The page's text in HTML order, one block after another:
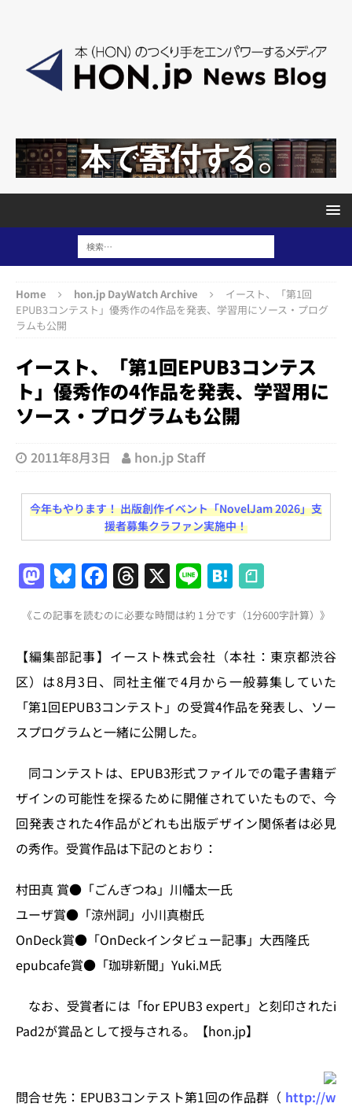
Home hon.jp DayWatch Archive
イースト、「第1回
EPUB3コンテスト」優秀作の4作品を発表、学習用にソース・プログ
ラムも公開
イースト、「第1回EPUB3コンテス
ト」優秀作の4作品を発表、学習用に
ソース・プログラムも公開
2011年8月3日 hon.jp Staff
今年もやります！ 出版創作イベント「NovelJam 2026」支
援者募集クラファン実施中！
M
a
st
o
d
o
n
Bl
u
e
s
k
y
F
a
c
e
b
o
o
T
h
re
a
d
s
X Li
n
e
H
at
e
n
a
《この記事を読むのに必要な時間は約 1 分です（1分600字計算）》
【編集部記事】イースト株式会社（本社：東京都渋谷
区）は8月3日、同社主催で4月から一般募集していた
「第1回EPUB3コンテスト」の受賞4作品を発表し、ソー
スプログラムと一緒に公開した。
同コンテストは、EPUB3形式ファイルでの電子書籍デ
ザインの可能性を探るために開催されていたもので、今
回発表された4作品がどれも出版デザイン関係者は必見
の秀作。受賞作品は下記のとおり：
村田真 賞●「ごんぎつね」川幡太一氏
ユーザ賞●「涼州詞」小川真樹氏
OnDeck賞●「OnDeckインタビュー記事」大西隆氏
epubcafe賞●「珈琲新聞」Yuki.M氏
なお、受賞者には「for EPUB3 expert」と刻印されたi
Pad2が賞品として授与される。【hon.jp】
問合せ先：EPUB3コンテスト第1回の作品群（ http://w